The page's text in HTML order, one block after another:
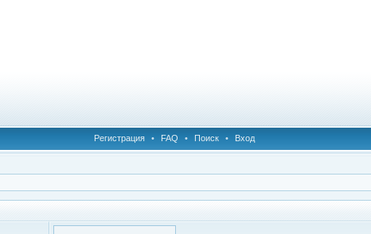
Регистрация • FAQ • Поиск • Вход